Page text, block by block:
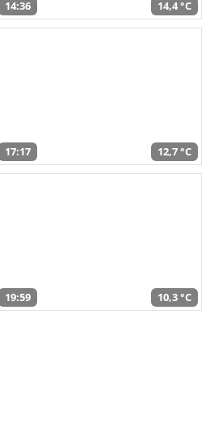
14:36 14,4 °C
17:17 12,7 °C
19:59 10,3 °C